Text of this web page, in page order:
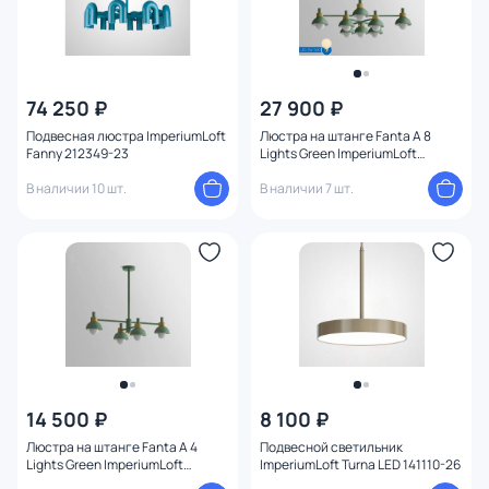
74 250 ₽
Подвесная люстра ImperiumLoft
Fanny 212349-23
В наличии 10 шт.
27 900 ₽
Люстра на штанге Fanta A 8
Lights Green ImperiumLoft
В наличии 7 шт.
14 500 ₽
Люстра на штанге Fanta A 4
Lights Green ImperiumLoft
8 100 ₽
Подвесной светильник
ImperiumLoft Turna LED 141110-26